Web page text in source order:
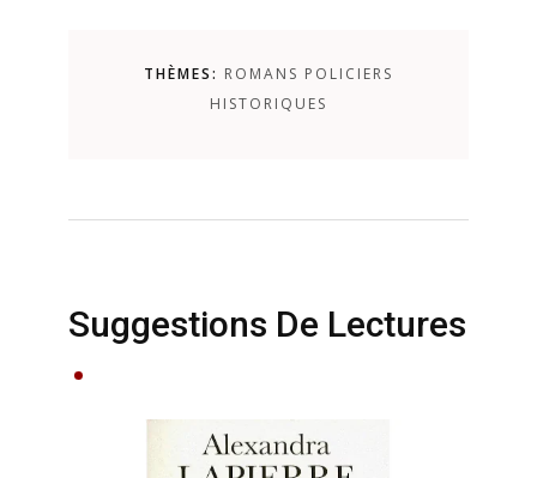
THÈMES: ROMANS POLICIERS
HISTORIQUES
Suggestions De Lectures